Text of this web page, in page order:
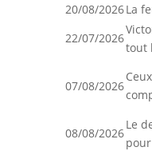
20/08/2026La
22/07/2026
tout
07/08/2026
08/08/2026
Le